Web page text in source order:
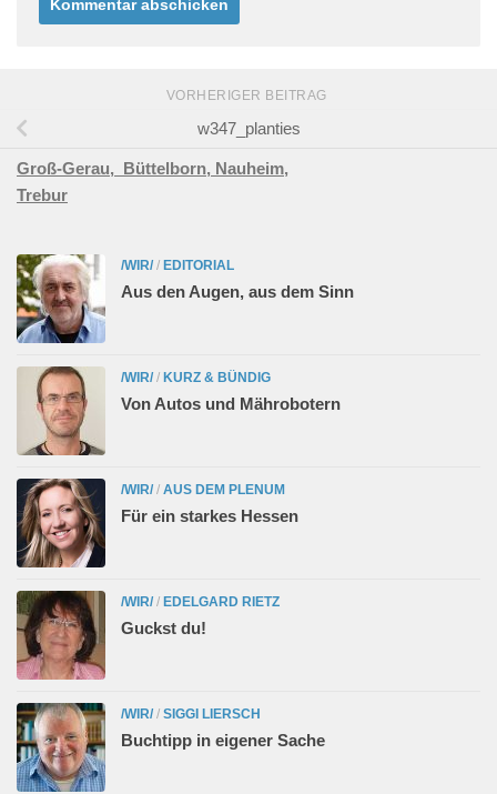
VORHERIGER BEITRAG
w347_planties
Groß-Gerau, Büttelborn, Nauheim,
Trebur
/WIR/ / EDITORIAL
Aus den Augen, aus dem Sinn
/WIR/ / KURZ & BÜNDIG
Von Autos und Mährobotern
/WIR/ / AUS DEM PLENUM
Für ein starkes Hessen
/WIR/ / EDELGARD RIETZ
Guckst du!
/WIR/ / SIGGI LIERSCH
Buchtipp in eigener Sache